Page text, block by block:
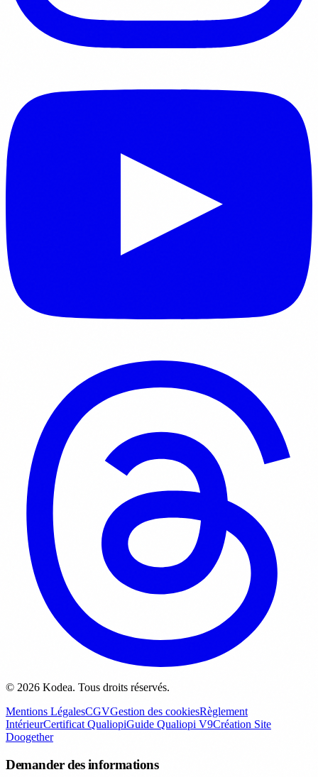
© 2026 Kodea. Tous droits réservés.
Mentions LégalesCGVGestion des cookiesRèglement
IntérieurCertificat QualiopiGuide Qualiopi V9Création Site
Doogether
Demander des informations